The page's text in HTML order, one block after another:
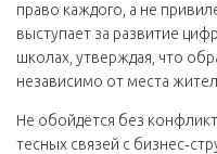
право каждого, а не
выступает за развитие
школах, утверждая, что
независимо от места
Не обойдётся без
тесных связей с